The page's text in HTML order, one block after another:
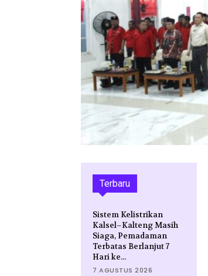
Terbaru
Sistem Kelistrikan
Kalsel–Kalteng Masih
Siaga, Pemadaman
Terbatas Berlanjut 7
Hari ke...
7 AGUSTUS 2026